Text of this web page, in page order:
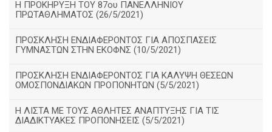
Η ΠΡΟΚΗΡΥΞΗ ΤΟΥ 87ου ΠΑΝΕΛΛΗΝΙΟΥ
ΠΡΩΤΑΘΛΗΜΑΤΟΣ (26/5/2021)
ΠΡΟΣΚΛΗΣΗ ΕΝΔΙΑΦΕΡΟΝΤΟΣ ΓΙΑ ΑΠΟΣΠΑΣΕΙΣ
ΓΥΜΝΑΣΤΩΝ ΣΤΗΝ ΕΚΟΦΝΣ (10/5/2021)
ΠΡΟΣΚΛΗΣΗ ΕΝΔΙΑΦΕΡΟΝΤΟΣ ΓΙΑ ΚΑΛΥΨΗ ΘΕΣΕΩΝ
ΟΜΟΣΠΟΝΔΙΑΚΩΝ ΠΡΟΠΟΝΗΤΩΝ (5/5/2021)
H ΛΙΣΤΑ ΜΕ ΤΟΥΣ ΑΘΛΗΤΕΣ ΑΝΑΠΤΥΞΗΣ ΓΙΑ ΤΙΣ
ΔΙΑΔΙΚΤΥΑΚΕΣ ΠΡΟΠΟΝΗΣΕΙΣ (5/5/2021)